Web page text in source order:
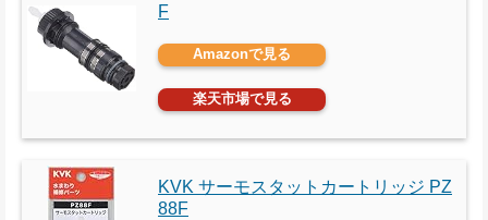
F
Amazonで見る
楽天市場で見る
KVK サーモスタットカートリッジ PZ
88F